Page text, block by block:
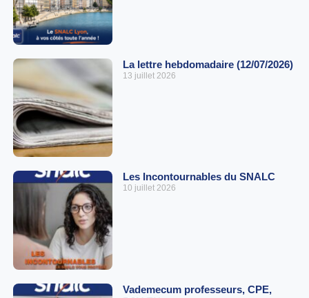
La lettre hebdomadaire (12/07/2026)
13 juillet 2026
Les Incontournables du SNALC
10 juillet 2026
Vademecum professeurs, CPE,